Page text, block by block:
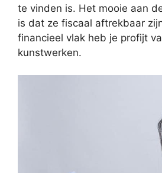
te vinden is. Het mooie aan
is dat ze fiscaal aftrekbaar
financieel vlak heb je profijt
kunstwerken.